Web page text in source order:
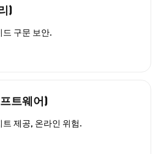
)
구문 보안.
트웨어)
제공, 온라인 위험.